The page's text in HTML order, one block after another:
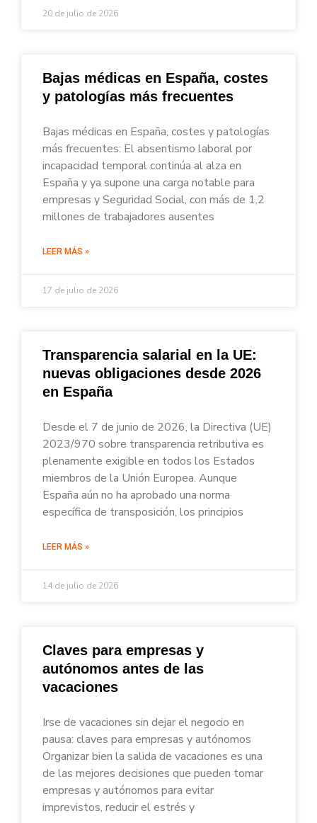
20 de julio de 2026
Bajas médicas en España, costes
y patologías más frecuentes
Bajas médicas en España, costes y patologías
más frecuentes: El absentismo laboral por
incapacidad temporal continúa al alza en
España y ya supone una carga notable para
empresas y Seguridad Social, con más de 1,2
millones de trabajadores ausentes
LEER MÁS »
17 de julio de 2026
Transparencia salarial en la UE:
nuevas obligaciones desde 2026
en España
Desde el 7 de junio de 2026, la Directiva (UE)
2023/970 sobre transparencia retributiva es
plenamente exigible en todos los Estados
miembros de la Unión Europea. Aunque
España aún no ha aprobado una norma
específica de transposición, los principios
LEER MÁS »
14 de julio de 2026
Claves para empresas y
autónomos antes de las
vacaciones
Irse de vacaciones sin dejar el negocio en
pausa: claves para empresas y autónomos
Organizar bien la salida de vacaciones es una
de las mejores decisiones que pueden tomar
empresas y autónomos para evitar
imprevistos, reducir el estrés y